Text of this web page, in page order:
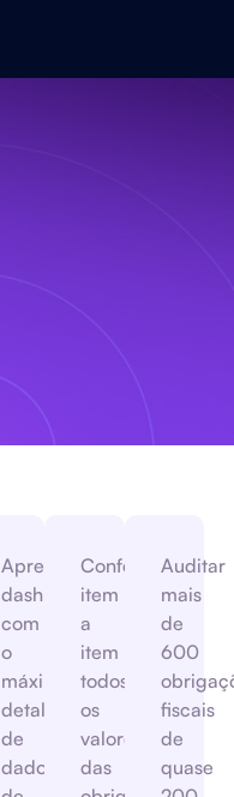
Apresentar
dashboards
com
o
máximo
detalhamento
de
dados
Conferir
item
a
item
todos
os
valores
das
Auditar
mais
de
600
fiscais
de
quase